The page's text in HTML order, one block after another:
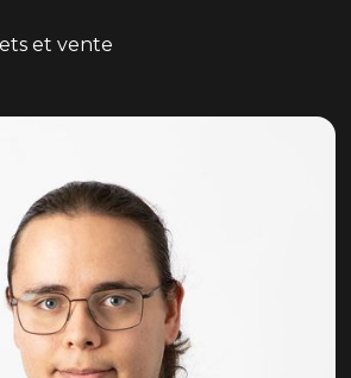
et vente